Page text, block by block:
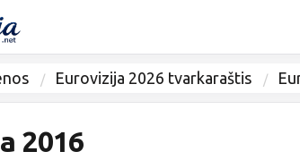
Eurovizija 2026 tvarkaraštis
2016